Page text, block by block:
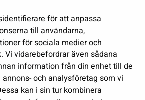
för att anpassa
till användarna,
för sociala medier och
Vi vidarebefordrar även sådana
information från din enhet till de
och analysföretag som vi
kan i sin tur kombinera